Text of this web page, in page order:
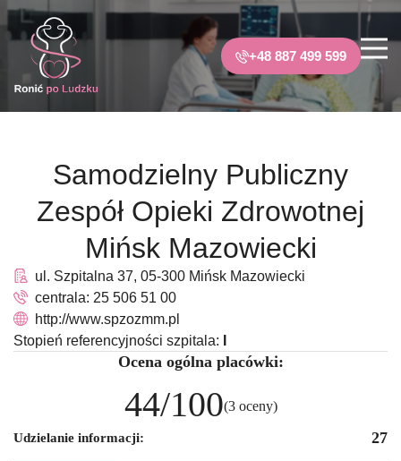
+48 887 499 599
Samodzielny Publiczny
Zespół Opieki Zdrowotnej
Mińsk Mazowiecki
ul. Szpitalna 37, 05-300 Mińsk Mazowiecki
centrala: 25 506 51 00
http://www.spzozmm.pl
Stopień referencyjności szpitala:
Ocena ogólna placówki:
44/100(3 oceny)
Udzielanie informacji: 27